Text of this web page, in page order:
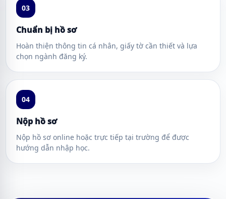
03
Chuẩn bị hồ sơ
Hoàn thiện thông tin cá nhân, giấy tờ cần thiết và lựa
chọn ngành đăng ký.
04
Nộp hồ sơ
Nộp hồ sơ online hoặc trực tiếp tại trường để được
hướng dẫn nhập học.